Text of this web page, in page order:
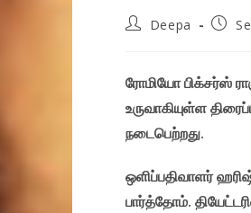
PostDeepa
Post
ரோமியோ பிக்சர்ஸ்
உருவாகியுள்ள
நடைபெற்றது.
ஒளிப்பதிவாளர்
பார்த்தோம்.